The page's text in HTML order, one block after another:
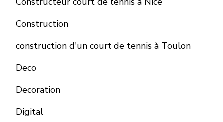
Construction
construction d'un court de tennis à Toulon
Deco
Decoration
Digital